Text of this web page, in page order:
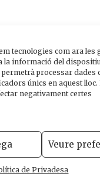
tecnologies com ara les
la informació del
processar dades
únics en aquest lloc.
negativament certes
Veure
de Privadesa